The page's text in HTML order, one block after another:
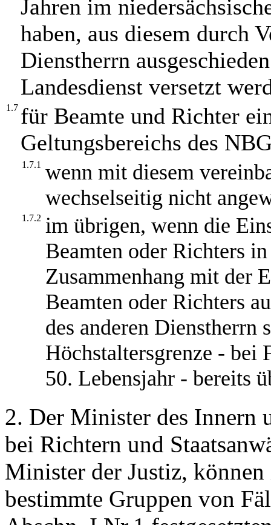
Jahren im
haben, aus diesem durch
Dienstherrn
Landesdienst versetzt
1.7 für Beamte und Richter
Geltungsbereichs des
1.7.1 wenn mit diesem
wechselseitig nicht
1.7.2 im übrigen, wenn die
Beamten oder Richters
Zusammenhang mit der
Beamten oder Richters
des anderen Dienstherrn
Höchstaltersgrenze - bei
50. Lebensjahr - bereits
2. Der Minister des Innern
bei Richtern und
Minister der Justiz,
bestimmte Gruppen von